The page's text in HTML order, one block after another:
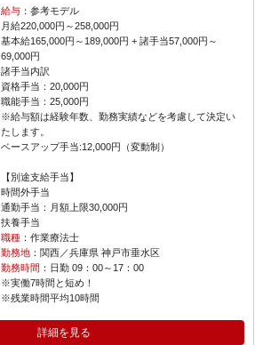
給与：参考モデル
月給220,000円～258,000円
基本給165,000円～189,000円 + 諸手当57,000円～
69,000円
諸手当内訳
資格手当：20,000円
職能手当：25,000円
※給与額は経験年数、勤務実績などを考慮して決定い
たします。
ベースアップ手当:12,000円（変動制）
【別途支給手当】
時間外手当
通勤手当：月額上限30,000円
扶養手当
職種：作業療法士
勤務地：関西／兵庫県 神戸市垂水区
勤務時間 ：日勤 09：00～17：00
※実働7時間と短め！
※残業時間平均10時間
詳細を見る